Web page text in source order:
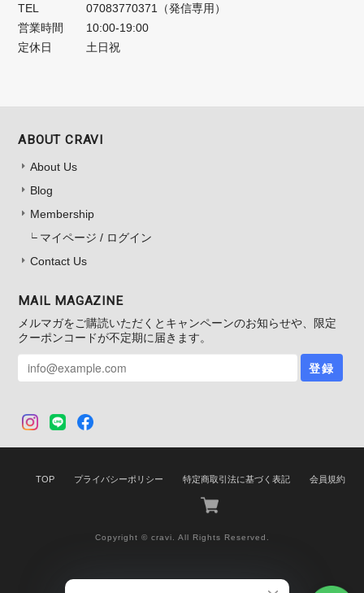
TEL
07083770371（発信専用）
営業時間
10:00-19:00
定休日
土日祝
ABOUT CRAVI
About Us
Blog
Membership
マイページ / ログイン
Contact Us
MAIL MAGAZINE
メルマガをご購読いただくとキャンペーンのお知らせや、限定
クーポンコードが不定期に届きます。
登録
TOP プライバシーポリシー 特定商取引法に基づく表記 会員規約
Copyright © cravi. All Rights Reserved.